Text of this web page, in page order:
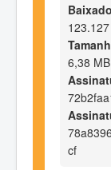
6,38 MB
cf